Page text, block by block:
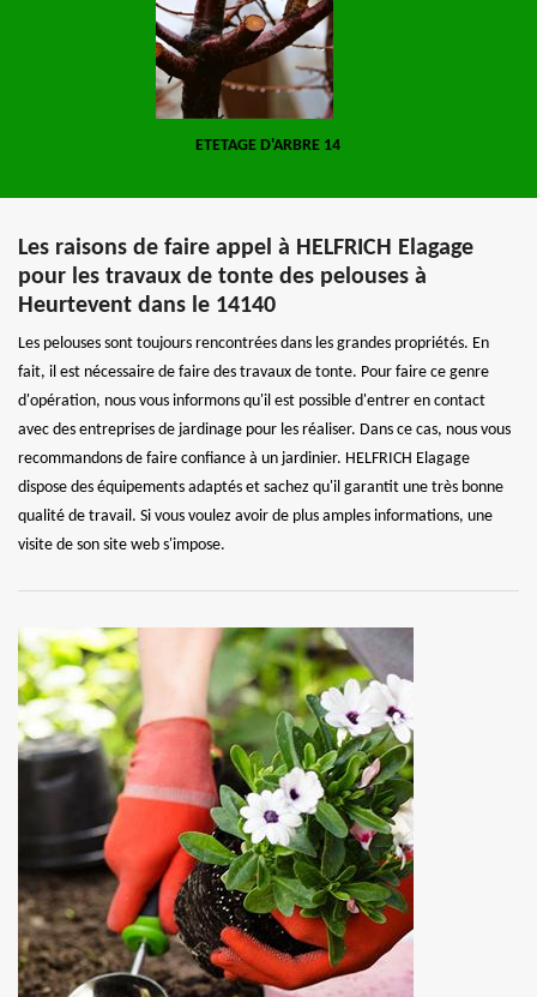
ETETAGE D'ARBRE 14
Les raisons de faire appel à HELFRICH Elagage
pour les travaux de tonte des pelouses à
Heurtevent dans le 14140
Les pelouses sont toujours rencontrées dans les grandes propriétés. En
fait, il est nécessaire de faire des travaux de tonte. Pour faire ce genre
d'opération, nous vous informons qu'il est possible d'entrer en contact
avec des entreprises de jardinage pour les réaliser. Dans ce cas, nous vous
recommandons de faire confiance à un jardinier. HELFRICH Elagage
dispose des équipements adaptés et sachez qu'il garantit une très bonne
qualité de travail. Si vous voulez avoir de plus amples informations, une
visite de son site web s'impose.